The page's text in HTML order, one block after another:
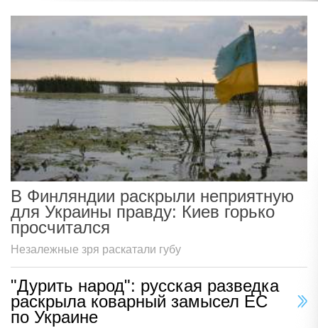
В Финляндии раскрыли неприятную
для Украины правду: Киев горько
просчитался
Незалежные зря раскатали губу
"Дурить народ": русская разведка
раскрыла коварный замысел ЕС
по Украине